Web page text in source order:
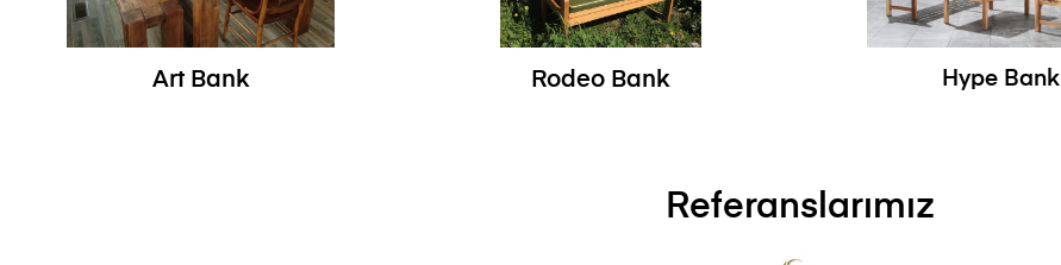
Art Bank Rodeo Bank Hype Bank
Referanslarımız